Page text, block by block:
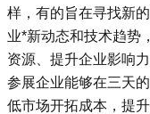
样，有的旨在寻找新
业*新动态和技术趋势
资源、提升企业影响
参展企业能够在三天
低市场开拓成本，提